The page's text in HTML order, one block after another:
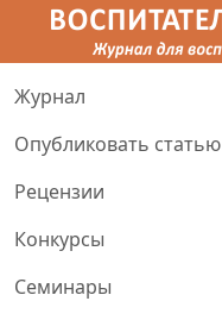
Журнал
Опубликовать статью
Рецензии
Конкурсы
Семинары